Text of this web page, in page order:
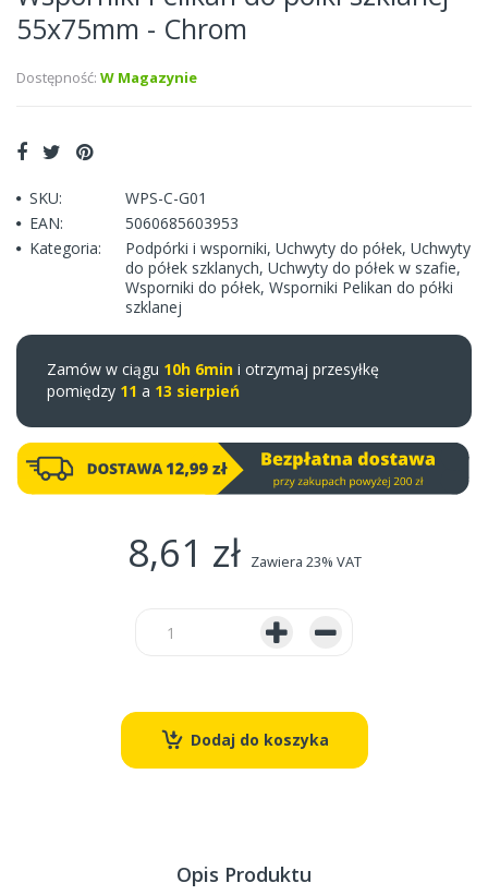
55x75mm - Chrom
Dostępność: W Magazynie
SKU:
WPS-C-G01
EAN:
5060685603953
Kategoria:
Podpórki i wsporniki, Uchwyty do półek, Uchwyty
do półek szklanych, Uchwyty do półek w szafie,
Wsporniki do półek, Wsporniki Pelikan do półki
szklanej
Zamów w ciągu 10h 6min i otrzymaj przesyłkę
pomiędzy 11 a 13 sierpień
8,61 zł Zawiera 23% VAT
Dodaj do koszyka
Opis Produktu